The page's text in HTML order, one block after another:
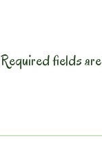
Required fields are